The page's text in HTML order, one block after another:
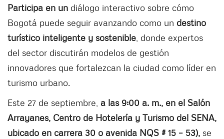
Participa en un diálogo interactivo sobre cómo
Bogotá puede seguir avanzando como un destino
turístico inteligente y sostenible , donde expertos
del sector discutirán modelos de gestión
innovadores que fortalezcan la ciudad como líder en
turismo urbano.
Este 27 de septiembre, a las 9:00 a. m., en el Salón
Arrayanes, Centro de Hotelería y Turismo del SENA,
ubicado en carrera 30 o avenida NQS # 15 – 53), se